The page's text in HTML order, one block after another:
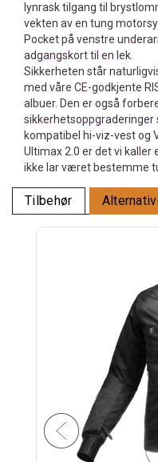
lynrask tilgang til
vekten av en tung
Pocket på venstre
adgangskort til en lek.
Sikkerheten står
med våre CE-godkjente
albuer. Den er også
sikkerhetsoppgraderinger
kompatibel hi-viz-vest og
Ultimax 2.0 er det vi
ikke lar været bestemme
Tilbehør